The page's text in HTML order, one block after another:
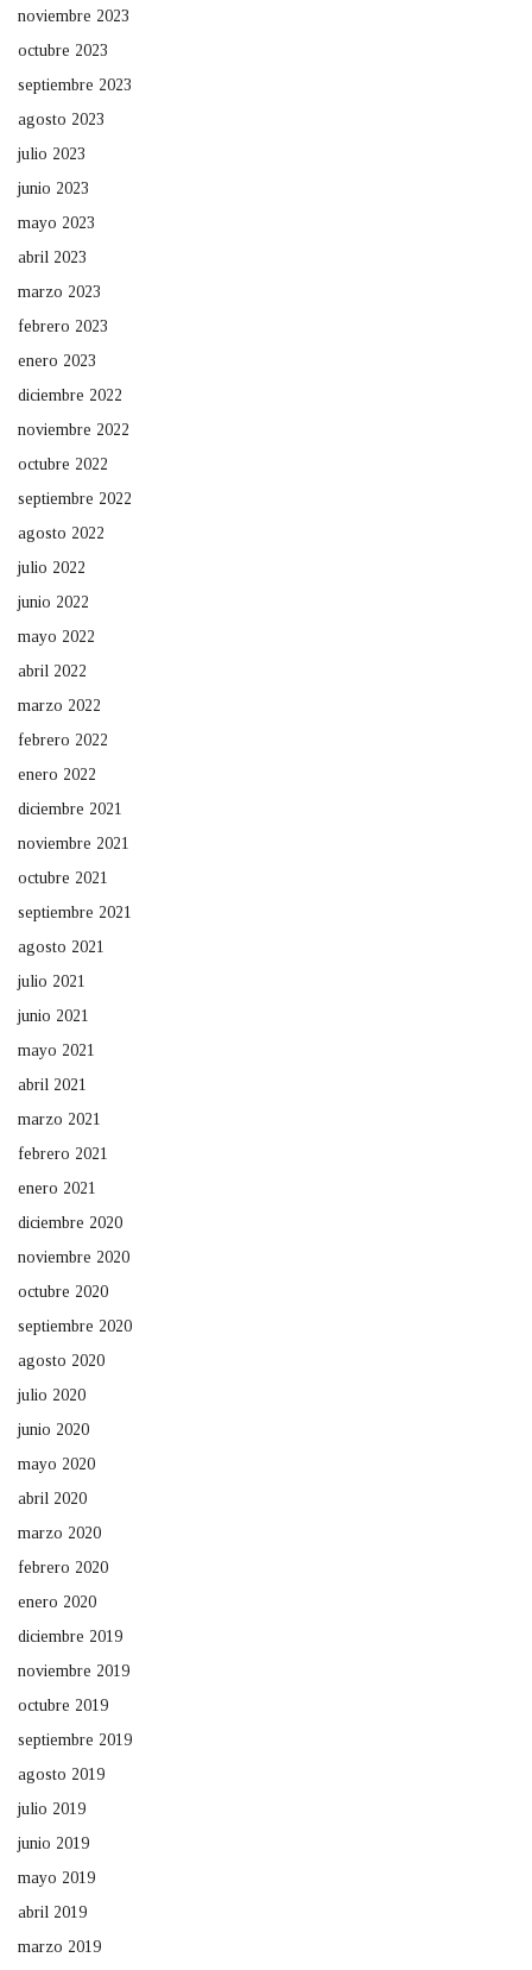
noviembre 2023
octubre 2023
septiembre 2023
agosto 2023
julio 2023
junio 2023
mayo 2023
abril 2023
marzo 2023
febrero 2023
enero 2023
diciembre 2022
noviembre 2022
octubre 2022
septiembre 2022
agosto 2022
julio 2022
junio 2022
mayo 2022
abril 2022
marzo 2022
febrero 2022
enero 2022
diciembre 2021
noviembre 2021
octubre 2021
septiembre 2021
agosto 2021
julio 2021
junio 2021
mayo 2021
abril 2021
marzo 2021
febrero 2021
enero 2021
diciembre 2020
noviembre 2020
octubre 2020
septiembre 2020
agosto 2020
julio 2020
junio 2020
mayo 2020
abril 2020
marzo 2020
febrero 2020
enero 2020
diciembre 2019
noviembre 2019
octubre 2019
septiembre 2019
agosto 2019
julio 2019
junio 2019
mayo 2019
abril 2019
marzo 2019